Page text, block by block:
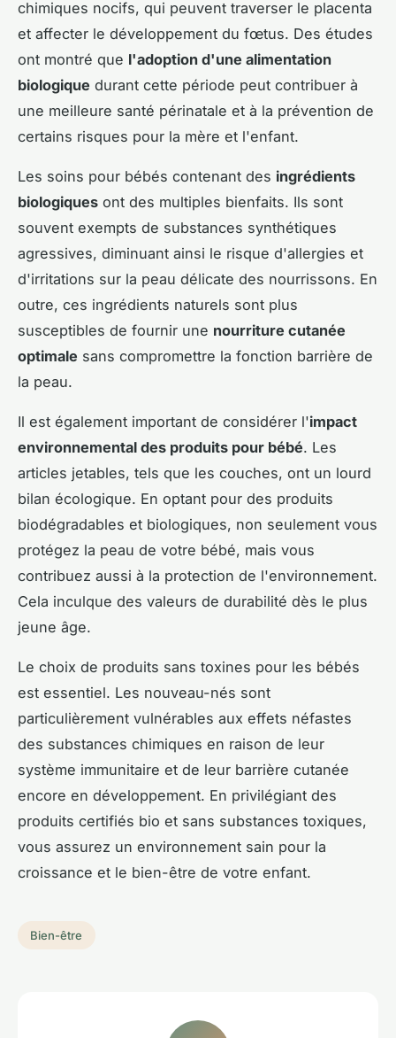
chimiques nocifs, qui peuvent traverser le placenta
et affecter le développement du fœtus. Des études
ont montré que l'adoption d'une alimentation
biologique durant cette période peut contribuer à
une meilleure santé périnatale et à la prévention de
certains risques pour la mère et l'enfant.
Les soins pour bébés contenant des ingrédients
biologiques ont des multiples bienfaits. Ils sont
souvent exempts de substances synthétiques
agressives, diminuant ainsi le risque d'allergies et
d'irritations sur la peau délicate des nourrissons. En
outre, ces ingrédients naturels sont plus
susceptibles de fournir une nourriture cutanée
optimale sans compromettre la fonction barrière de
la peau.
Il est également important de considérer l'impact
environnemental des produits pour bébé. Les
articles jetables, tels que les couches, ont un lourd
bilan écologique. En optant pour des produits
biodégradables et biologiques, non seulement vous
protégez la peau de votre bébé, mais vous
contribuez aussi à la protection de l'environnement.
Cela inculque des valeurs de durabilité dès le plus
jeune âge.
Le choix de produits sans toxines pour les bébés
est essentiel. Les nouveau-nés sont
particulièrement vulnérables aux effets néfastes
des substances chimiques en raison de leur
système immunitaire et de leur barrière cutanée
encore en développement. En privilégiant des
produits certifiés bio et sans substances toxiques,
vous assurez un environnement sain pour la
croissance et le bien-être de votre enfant.
Bien-être